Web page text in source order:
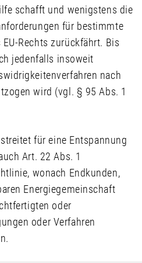
schafft und wenigstens die
für bestimmte
Rechts zurückfährt. Bis
jedenfalls insoweit
nach
wird (vgl. § 95 Abs. 1
für eine Entspannung
Art. 22 Abs. 1
wonach Endkunden,
Energiegemeinschaft
oder
oder Verfahren